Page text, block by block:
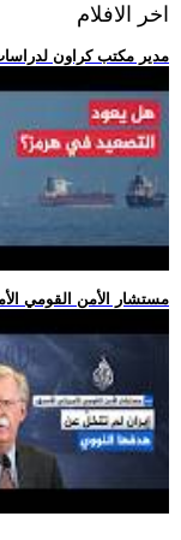
اخر الافلام
.. مدير مكتب كراون
.. مستشار الأمن القومي